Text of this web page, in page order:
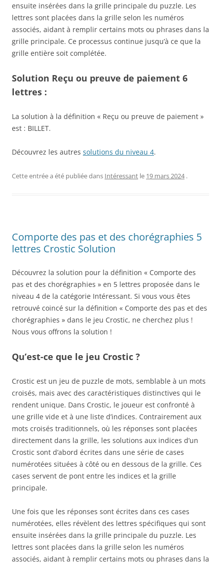
ensuite insérées dans la grille principale du puzzle. Les
lettres sont placées dans la grille selon les numéros
associés, aidant à remplir certains mots ou phrases dans la
grille principale. Ce processus continue jusqu’à ce que la
grille entière soit complétée.
Solution Reçu ou preuve de paiement 6
lettres :
La solution à la définition « Reçu ou preuve de paiement »
est : BILLET.
Découvrez les autres solutions du niveau 4.
Cette entrée a été publiée dans Intéressant le 19 mars 2024 .
Comporte des pas et des chorégraphies 5
lettres Crostic Solution
Découvrez la solution pour la définition « Comporte des
pas et des chorégraphies » en 5 lettres proposée dans le
niveau 4 de la catégorie Intéressant. Si vous vous êtes
retrouvé coincé sur la définition « Comporte des pas et des
chorégraphies » dans le jeu Crostic, ne cherchez plus !
Nous vous offrons la solution !
Qu’est-ce que le jeu Crostic ?
Crostic est un jeu de puzzle de mots, semblable à un mots
croisés, mais avec des caractéristiques distinctives qui le
rendent unique. Dans Crostic, le joueur est confronté à
une grille vide et à une liste d’indices. Contrairement aux
mots croisés traditionnels, où les réponses sont placées
directement dans la grille, les solutions aux indices d’un
Crostic sont d’abord écrites dans une série de cases
numérotées situées à côté ou en dessous de la grille. Ces
cases servent de pont entre les indices et la grille
principale.
Une fois que les réponses sont écrites dans ces cases
numérotées, elles révèlent des lettres spécifiques qui sont
ensuite insérées dans la grille principale du puzzle. Les
lettres sont placées dans la grille selon les numéros
associés, aidant à remplir certains mots ou phrases dans la